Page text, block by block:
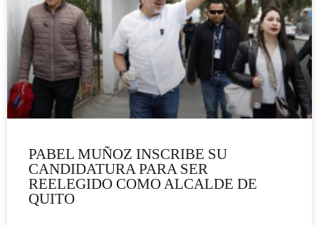
PABEL MUÑOZ INSCRIBE SU
CANDIDATURA PARA SER
REELEGIDO COMO ALCALDE DE
QUITO